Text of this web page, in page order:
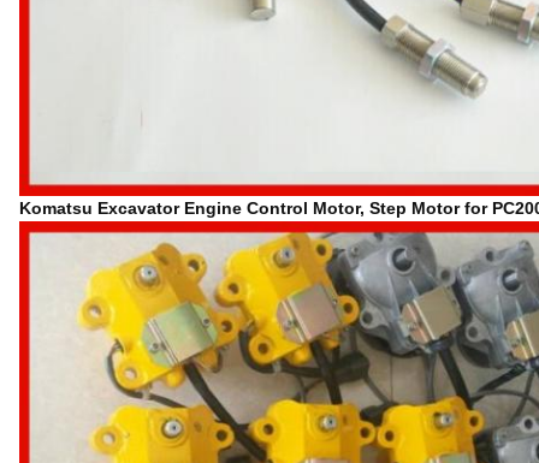
Komatsu Excavator Engine Control Motor, Step Motor for